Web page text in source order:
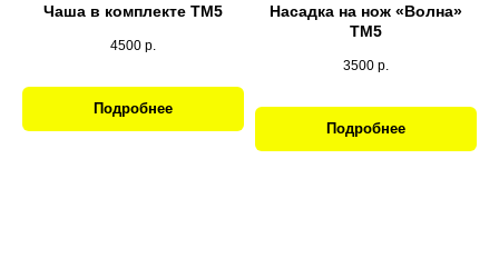
Чаша в комплекте ТМ5
4500 р.
Подробнее
Насадка на нож «Волна»
ТМ5
3500 р.
Подробнее